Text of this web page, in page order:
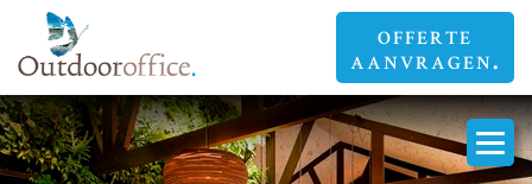
OFFERTE
AANVRAGEN